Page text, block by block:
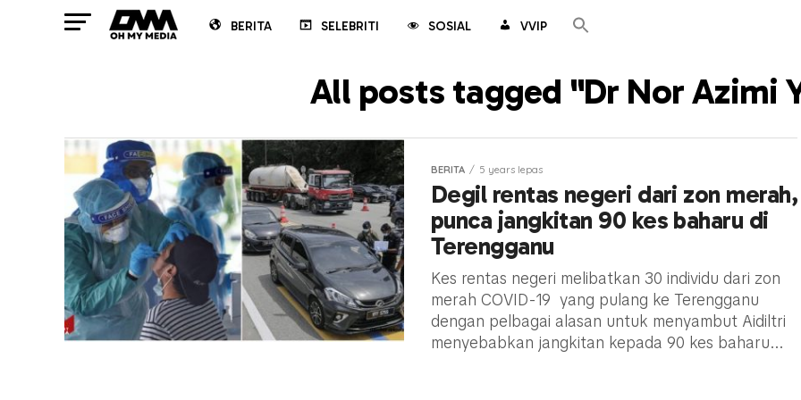
BERITA SELEBRITI SOSIAL VVIP
All posts tagged "Dr Nor Azimi
BERITA 5 years lepas
Degil rentas negeri dari zon merah,
punca jangkitan 90 kes baharu di
Terengganu
Kes rentas negeri melibatkan 30 individu dari zon
merah COVID-19 yang pulang ke Terengganu
dengan pelbagai alasan untuk menyambut Aidiltri
menyebabkan jangkitan kepada 90 kes baharu...